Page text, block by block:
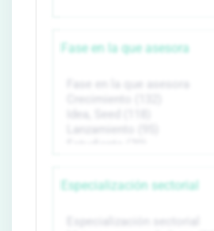
Fase en la que asesora
Especialización sectorial